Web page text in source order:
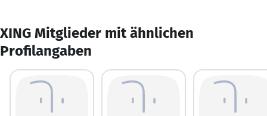
XING Mitglieder mit ähnlichen
Profilangaben